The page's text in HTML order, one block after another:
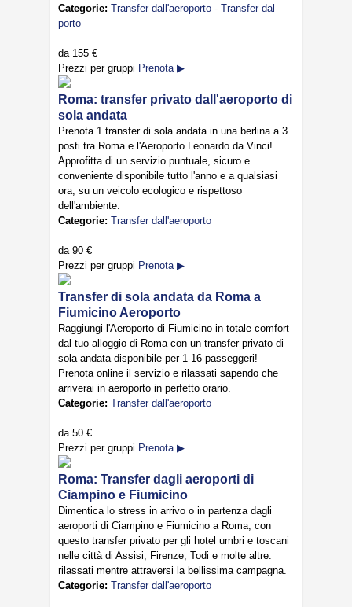
Categorie: Transfer dall'aeroporto - Transfer dal
porto
da 155 €
Prezzi per gruppi Prenota ▶
Roma: transfer privato dall'aeroporto di
sola andata
Prenota 1 transfer di sola andata in una berlina a 3
posti tra Roma e l'Aeroporto Leonardo da Vinci!
Approfitta di un servizio puntuale, sicuro e
conveniente disponibile tutto l'anno e a qualsiasi
ora, su un veicolo ecologico e rispettoso
dell'ambiente.
Categorie: Transfer dall'aeroporto
da 90 €
Prezzi per gruppi Prenota ▶
Transfer di sola andata da Roma a
Fiumicino Aeroporto
Raggiungi l'Aeroporto di Fiumicino in totale comfort
dal tuo alloggio di Roma con un transfer privato di
sola andata disponibile per 1-16 passeggeri!
Prenota online il servizio e rilassati sapendo che
arriverai in aeroporto in perfetto orario.
Categorie: Transfer dall'aeroporto
da 50 €
Prezzi per gruppi Prenota ▶
Roma: Transfer dagli aeroporti di
Ciampino e Fiumicino
Dimentica lo stress in arrivo o in partenza dagli
aeroporti di Ciampino e Fiumicino a Roma, con
questo transfer privato per gli hotel umbri e toscani
nelle città di Assisi, Firenze, Todi e molte altre:
rilassati mentre attraversi la bellissima campagna.
Categorie: Transfer dall'aeroporto